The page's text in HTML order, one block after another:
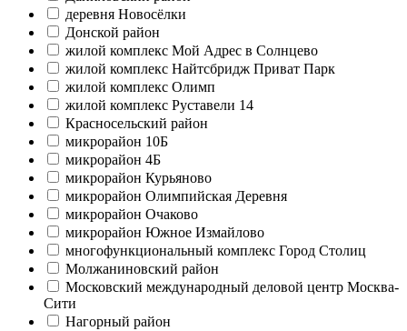
деревня Новосёлки
Донской район
жилой комплекс Мой Адрес в Солнцево
жилой комплекс Найтсбридж Приват Парк
жилой комплекс Олимп
жилой комплекс Руставели 14
Красносельский район
микрорайон 10Б
микрорайон 4Б
микрорайон Курьяново
микрорайон Олимпийская Деревня
микрорайон Очаково
микрорайон Южное Измайлово
многофункциональный комплекс Город Столиц
Молжаниновский район
Московский международный деловой центр Москва-
Сити
Нагорный район